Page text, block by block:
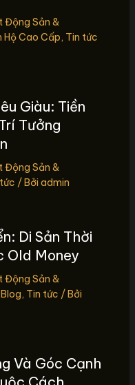
Động Sản &
Hộ Cao Cấp, Tin tức
Giàu: Tiền
Tưởng
Động Sản &
/ Bởi admin
Di Sản Thời
Old Money
Động Sản &
Blog, Tin tức / Bởi
Và Góc Cạnh